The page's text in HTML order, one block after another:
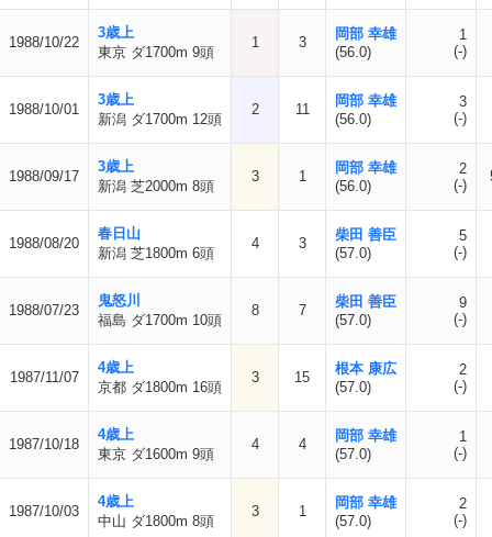
1988/10/22
3歳上
東京 ダ1700m 9頭
1 3
岡部 幸雄
(56.0)
1
(-)
1988/10/01
3歳上
新潟 ダ1700m 12頭
2 11
岡部 幸雄
(56.0)
3
(-)
1988/09/17
3歳上
新潟 芝2000m 8頭
3 1
岡部 幸雄
(56.0)
2
(-)
1988/08/20
春日山
新潟 芝1800m 6頭
4 3
柴田 善臣
(57.0)
5
(-)
1988/07/23
鬼怒川
福島 ダ1700m 10頭
8 7
柴田 善臣
(57.0)
9
(-)
1987/11/07
4歳上
京都 ダ1800m 16頭
3 15
根本 康広
(57.0)
2
(-)
1987/10/18
4歳上
東京 ダ1600m 9頭
4 4
岡部 幸雄
(57.0)
1
(-)
1987/10/03
4歳上
中山 ダ1800m 8頭
3 1
岡部 幸雄
(57.0)
2
(-)